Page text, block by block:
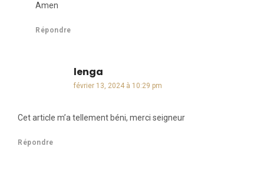
Amen
Répondre
lenga
février 13, 2024 à 10:29 pm
Cet article m’a tellement béni, merci seigneur
Répondre